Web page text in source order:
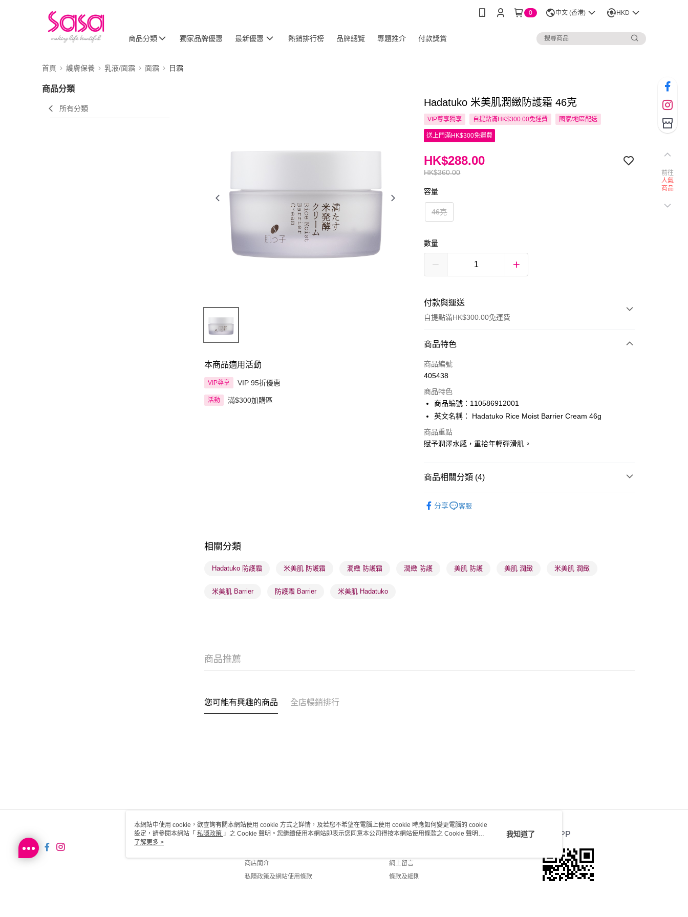
0 中文 (香港) HKD
商品分類 獨家品牌優惠 最新優惠 熱銷排行榜 品牌總覽 專題推介 付款獎賞
首頁 護膚保養 乳液/面霜 面霜 日霜
商品分類
所有分類
本商品適用活動
VIP尊享 VIP 95折優惠
活動 滿$300加購區
Hadatuko 米美肌潤緻防護霜 46克
VIP尊享獨享 自提點滿HK$300.00免運費 國家/地區配送
送上門滿HK$300免運費
HK$360.00
HK$288.00
容量
46克
數量
付款與運送
自提點滿HK$300.00免運費
付款方式
信用卡
AlipayHK
PayMe
WeChat Pay
順豐自助櫃 - 確認發貨後1-3個工作天送達
商品特色
商品編號
405438
商品特色
商品編號：110586912001
英文名稱： Hadatuko Rice Moist Barrier Cream 46g
商品重點
賦予潤澤水感，重拾年輕彈滑肌。
商品相關分類 (4)
分享 客服
相關分類
Hadatuko 防護霜 米美肌 防護霜 潤緻 防護霜 潤緻 防護 美肌 防護 美肌 潤緻 米美肌 潤緻
米美肌 Barrier 防護霜 Barrier 米美肌 Hadatuko
商品推薦
您可能有興趣的商品 全店暢銷排行
關於我們
商店簡介
私隱政策及網站使用條款
客戶服務
網上留言
條款及細則
官方APP
前往
人氣
商品
本網站中使用 cookie，欲查詢有關本網站使用 cookie 方式之詳情，及若您不希望在電腦上使用 cookie 時應如何變更電腦的 cookie
設定，請參閱本網站「 私隱政策 」之 Cookie 聲明。您繼續使用本網站即表示您同意本公司得按本網站使用條款之 Cookie 聲明使
用 cookie。
了解更多 >
我知道了